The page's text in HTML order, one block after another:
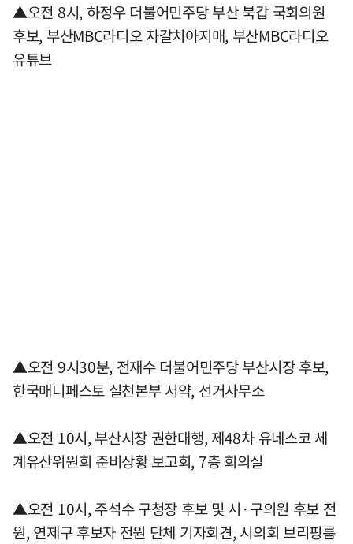
▲오전 8시, 하정우 더불어민주당 부산 북갑 국회의원
후보, 부산MBC라디오 자갈치아지매, 부산MBC라디오
유튜브
▲오전 9시30분, 전재수 더불어민주당 부산시장 후보,
한국매니페스토 실천본부 서약, 선거사무소
▲오전 10시, 부산시장 권한대행, 제48차 유네스코 세
계유산위원회 준비상황 보고회, 7층 회의실
▲오전 10시, 주석수 구청장 후보 및 시·구의원 후보 전
원, 연제구 후보자 전원 단체 기자회견, 시의회 브리핑룸